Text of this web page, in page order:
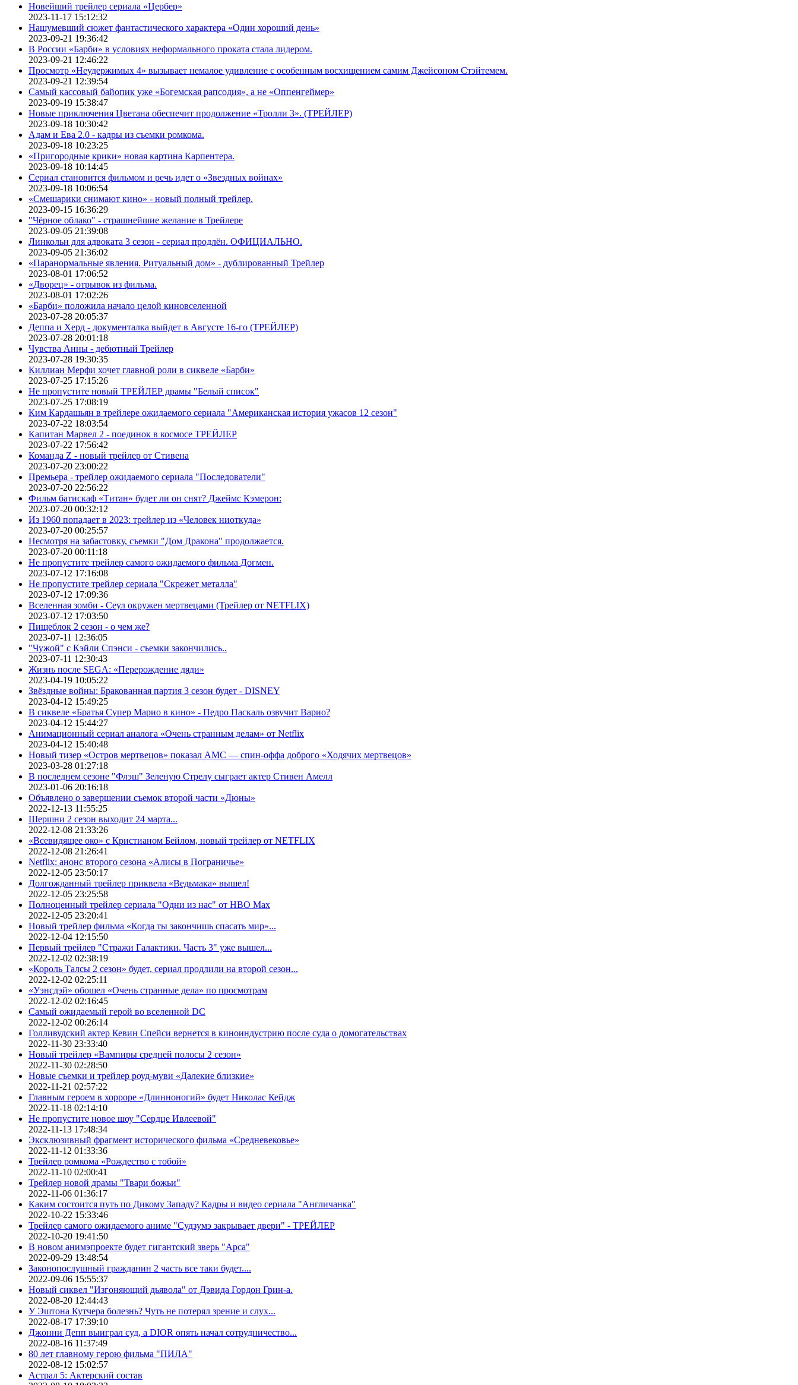
Новейший трейлер сериала «Цербер»
2023-11-17 15:12:32
Нашумевший сюжет фантастического характера «Один хороший день»
2023-09-21 19:36:42
В России «Барби» в условиях неформального проката стала лидером.
2023-09-21 12:46:22
Просмотр «Неудержимых 4» вызывает немалое удивление с особенным восхищением самим Джейсоном Стэйтемем.
2023-09-21 12:39:54
Самый кассовый байопик уже «Богемская рапсодия», а не «Оппенгеймер»
2023-09-19 15:38:47
Новые приключения Цветана обеспечит продолжение «Тролли 3». (ТРЕЙЛЕР)
2023-09-18 10:30:42
Адам и Ева 2.0 - кадры из съемки ромкома.
2023-09-18 10:23:25
«Пригородные крики» новая картина Карпентера.
2023-09-18 10:14:45
Сериал становится фильмом и речь идет о «Звездных войнах»
2023-09-18 10:06:54
«Смешарики снимают кино» - новый полный трейлер.
2023-09-15 16:36:29
"Чёрное облако" - страшнейшие желание в Трейлере
2023-09-05 21:39:08
Линкольн для адвоката 3 сезон - сериал продлён. ОФИЦИАЛЬНО.
2023-09-05 21:36:02
«Паранормальные явления. Ритуальный дом» - дублированный Трейлер
2023-08-01 17:06:52
«Дворец» - отрывок из фильма.
2023-08-01 17:02:26
«Барби» положила начало целой киновселенной
2023-07-28 20:05:37
Деппа и Херд - документалка выйдет в Августе 16-го (ТРЕЙЛЕР)
2023-07-28 20:01:18
Чувства Анны - дебютный Трейлер
2023-07-28 19:30:35
Киллиан Мерфи хочет главной роли в сиквеле «Барби»
2023-07-25 17:15:26
Не пропустите новый ТРЕЙЛЕР драмы "Белый список"
2023-07-25 17:08:19
Ким Кардашьян в трейлере ожидаемого сериала "Американская история ужасов 12 сезон"
2023-07-22 18:03:54
Капитан Марвел 2 - поединок в космосе ТРЕЙЛЕР
2023-07-22 17:56:42
Команда Z - новый трейлер от Стивена
2023-07-20 23:00:22
Премьера - трейлер ожидаемого сериала "Последователи"
2023-07-20 22:56:22
Фильм батискаф «Титан» будет ли он снят? Джеймс Кэмерон:
2023-07-20 00:32:12
Из 1960 попадает в 2023: трейлер из «Человек ниоткуда»
2023-07-20 00:25:57
Несмотря на забастовку, съемки "Дом Дракона" продолжается.
2023-07-20 00:11:18
Не пропустите трейлер самого ожидаемого фильма Догмен.
2023-07-12 17:16:08
Не пропустите трейлер сериала "Скрежет металла"
2023-07-12 17:09:36
Вселенная зомби - Сеул окружен мертвецами (Трейлер от NETFLIX)
2023-07-12 17:03:50
Пищеблок 2 сезон - о чем же?
2023-07-11 12:36:05
"Чужой" с Кэйли Спэнси - съемки закончились..
2023-07-11 12:30:43
Жизнь после SEGA: «Перерождение дяди»
2023-04-19 10:05:22
Звёздные войны: Бракованная партия 3 сезон будет - DISNEY
2023-04-12 15:49:25
В сиквеле «Братья Супер Марио в кино» - Педро Паскаль озвучит Варио?
2023-04-12 15:44:27
Анимационный сериал аналога «Очень странным делам» от Netflix
2023-04-12 15:40:48
Новый тизер «Остров мертвецов» показал АМС — спин-оффа доброго «Ходячих мертвецов»
2023-03-28 01:27:18
В последнем сезоне "Флэш" Зеленую Стрелу сыграет актер Стивен Амелл
2023-01-06 20:16:18
Объявлено о завершении съемок второй части «Дюны»
2022-12-13 11:55:25
Шершни 2 сезон выходит 24 марта...
2022-12-08 21:33:26
«Всевидящее око» с Кристианом Бейлом, новый трейлер от NETFLIX
2022-12-08 21:26:41
Netflix: анонс второго сезона «Алисы в Пограничье»
2022-12-05 23:50:17
Долгожданный трейлер приквела «Ведьмака» вышел!
2022-12-05 23:25:58
Полноценный трейлер сериала "Одни из нас" от HBO Max
2022-12-05 23:20:41
Новый трейлер фильма «Когда ты закончишь спасать мир»...
2022-12-04 12:15:50
Первый трейлер "Стражи Галактики. Часть 3" уже вышел...
2022-12-02 02:38:19
«Король Талсы 2 сезон» будет, сериал продлили на второй сезон...
2022-12-02 02:25:11
«Уэнсдэй» обошел «Очень странные дела» по просмотрам
2022-12-02 02:16:45
Самый ожидаемый герой во вселенной DC
2022-12-02 00:26:14
Голливудский актер Кевин Спейси вернется в киноиндустрию после суда о домогательствах
2022-11-30 23:33:40
Новый трейлер «Вампиры средней полосы 2 сезон»
2022-11-30 02:28:50
Новые съемки и трейлер роуд-муви «Далекие близкие»
2022-11-21 02:57:22
Главным героем в хорроре «Длинноногий» будет Николас Кейдж
2022-11-18 02:14:10
Не пропустите новое шоу "Сердце Ивлеевой"
2022-11-13 17:48:34
Эксклюзивный фрагмент исторического фильма «Средневековье»
2022-11-12 01:33:36
Трейлер ромкома «Рождество с тобой»
2022-11-10 02:00:41
Трейлер новой драмы "Твари божьи"
2022-11-06 01:36:17
Каким состоится путь по Дикому Западу? Кадры и видео сериала "Англичанка"
2022-10-22 15:33:46
Трейлер самого ожидаемого аниме "Судзумэ закрывает двери" - ТРЕЙЛЕР
2022-10-20 19:41:50
В новом анимэпроекте будет гигантский зверь "Арса"
2022-09-29 13:48:54
Законопослушный гражданин 2 часть все таки будет....
2022-09-06 15:55:37
Новый сиквел "Изгоняющий дьявола" от Дэвида Гордон Грин-а.
2022-08-20 12:44:43
У Эштона Кутчера болезнь? Чуть не потерял зрение и слух...
2022-08-17 17:39:10
Джонни Депп выиграл суд, а DIOR опять начал сотрудничество...
2022-08-16 11:37:49
80 лет главному герою фильма "ПИЛА"
2022-08-12 15:02:57
Астрал 5: Актерский состав